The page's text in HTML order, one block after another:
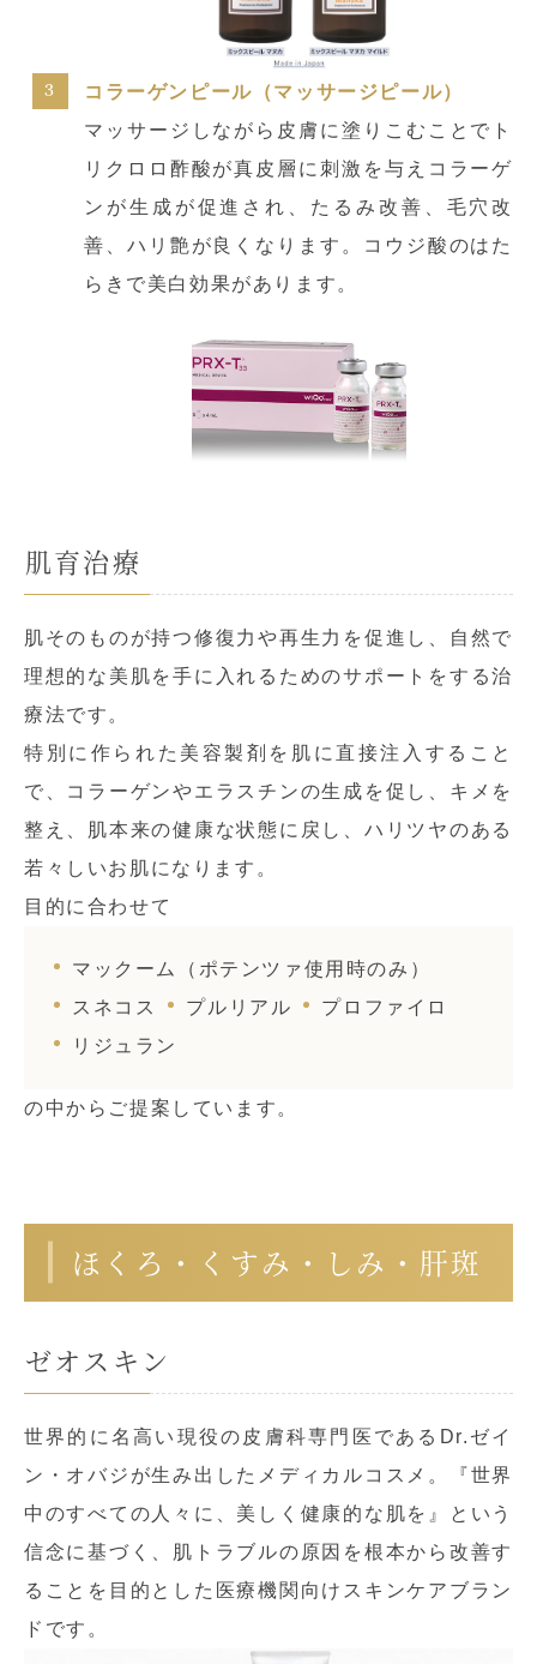
コラーゲンピール（マッサージピール）
マッサージしながら皮膚に塗りこむことでト
リクロロ酢酸が真皮層に刺激を与えコラーゲ
ンが生成が促進され、たるみ改善、毛穴改
善、ハリ艶が良くなります。コウジ酸のはた
らきで美白効果があります。
肌育治療
肌そのものが持つ修復力や再生力を促進し、自然で
理想的な美肌を手に入れるためのサポートをする治
療法です。
特別に作られた美容製剤を肌に直接注入すること
で、コラーゲンやエラスチンの生成を促し、キメを
整え、肌本来の健康な状態に戻し、ハリツヤのある
若々しいお肌になります。
目的に合わせて
マックーム（ポテンツァ使用時のみ）
スネコス
プルリアル
プロファイロ
リジュラン
の中からご提案しています。
ほくろ・くすみ・しみ・肝斑
ゼオスキン
世界的に名高い現役の皮膚科専門医であるDr.ゼイ
ン・オバジが生み出したメディカルコスメ。『世界
中のすべての人々に、美しく健康的な肌を』という
信念に基づく、肌トラブルの原因を根本から改善す
ることを目的とした医療機関向けスキンケアブラン
ドです。